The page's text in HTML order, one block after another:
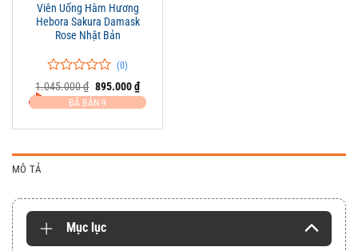
Viên Uống Hàm Hương
Hebora Sakura Damask
Rose Nhật Bản
0
trên
5
0
(0)
1.045.000₫ Giá
gốc
là:
895.000₫Giá
hiện
tại
895.000 ₫.
ĐÃ BÁN 9
MÔ TẢ
Mục lục